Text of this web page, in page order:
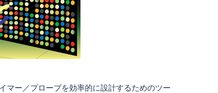
マー／プローブを効率的に設計するためのツー